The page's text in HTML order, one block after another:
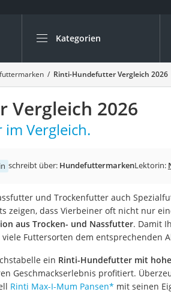
Kategorien
Die beliebtesten Vergleiche nach
Drogerie
Inhalator
Haarschneider
Rollator
Braun Rasierer
Katzenklappe (Chip)
Masturbator
Massagepistole
Epilierer
Reisehaartrockner
Eiweißpulver
Rinti-Hundefutter Vergleich 2026
2026
Vergleich.
schreibt über: HundefuttermarkenLektorin:
und Trockenfutter auch
zeigen, dass Vierbeiner oft nicht nur
aus Trocken- und Nassfutter. Damit
Futtersorten dem entsprechenden
ein Rinti-Hundefutter mit
Geschmackserlebnis profitiert.
Rinti Max-I-Mum Pansen* mit seinen